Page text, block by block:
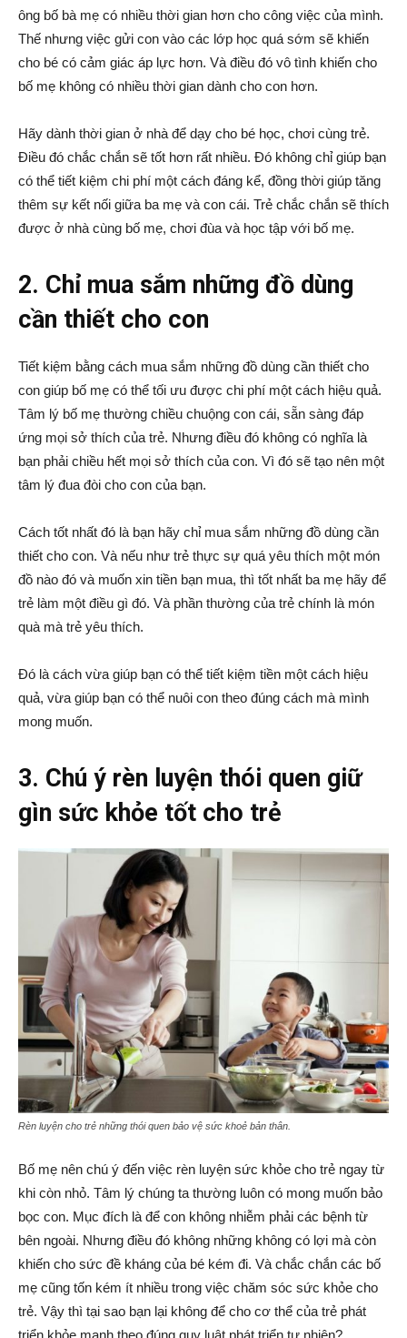
ông bố bà mẹ có nhiều thời gian hơn cho công việc của mình.
Thế nhưng việc gửi con vào các lớp học quá sớm sẽ khiến
cho bé có cảm giác áp lực hơn. Và điều đó vô tình khiến cho
bố mẹ không có nhiều thời gian dành cho con hơn.
Hãy dành thời gian ở nhà để dạy cho bé học, chơi cùng trẻ.
Điều đó chắc chắn sẽ tốt hơn rất nhiều. Đó không chỉ giúp bạn
có thể tiết kiệm chi phí một cách đáng kể, đồng thời giúp tăng
thêm sự kết nối giữa ba mẹ và con cái. Trẻ chắc chắn sẽ thích
được ở nhà cùng bố mẹ, chơi đùa và học tập với bố mẹ.
2. Chỉ mua sắm những đồ dùng
cần thiết cho con
Tiết kiệm bằng cách mua sắm những đồ dùng cần thiết cho
con giúp bố mẹ có thể tối ưu được chi phí một cách hiệu quả.
Tâm lý bố mẹ thường chiều chuộng con cái, sẵn sàng đáp
ứng mọi sở thích của trẻ. Nhưng điều đó không có nghĩa là
bạn phải chiều hết mọi sở thích của con. Vì đó sẽ tạo nên một
tâm lý đua đòi cho con của bạn.
Cách tốt nhất đó là bạn hãy chỉ mua sắm những đồ dùng cần
thiết cho con. Và nếu như trẻ thực sự quá yêu thích một món
đồ nào đó và muốn xin tiền bạn mua, thì tốt nhất ba mẹ hãy để
trẻ làm một điều gì đó. Và phần thường của trẻ chính là món
quà mà trẻ yêu thích.
Đó là cách vừa giúp bạn có thể tiết kiệm tiền một cách hiệu
quả, vừa giúp bạn có thể nuôi con theo đúng cách mà mình
mong muốn.
3. Chú ý rèn luyện thói quen giữ
gìn sức khỏe tốt cho trẻ
Rèn luyện cho trẻ những thói quen bảo vệ sức khoẻ bản thân.
Bố mẹ nên chú ý đến việc rèn luyện sức khỏe cho trẻ ngay từ
khi còn nhỏ. Tâm lý chúng ta thường luôn có mong muốn bảo
bọc con. Mục đích là để con không nhiễm phải các bệnh từ
bên ngoài. Nhưng điều đó không những không có lợi mà còn
khiến cho sức đề kháng của bé kém đi. Và chắc chắn các bố
mẹ cũng tốn kém ít nhiều trong việc chăm sóc sức khỏe cho
trẻ. Vậy thì tại sao bạn lại không để cho cơ thể của trẻ phát
triển khỏe mạnh theo đúng quy luật phát triển tự nhiên?